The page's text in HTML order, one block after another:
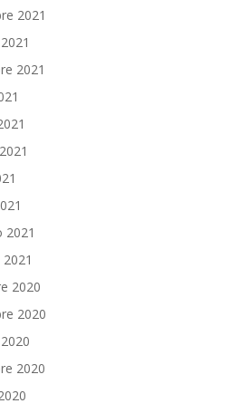
2021
2021
2021
2020
2020
2020